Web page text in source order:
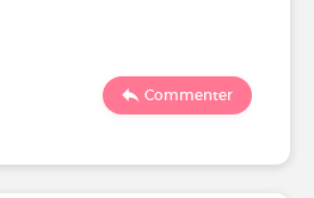
Commenter